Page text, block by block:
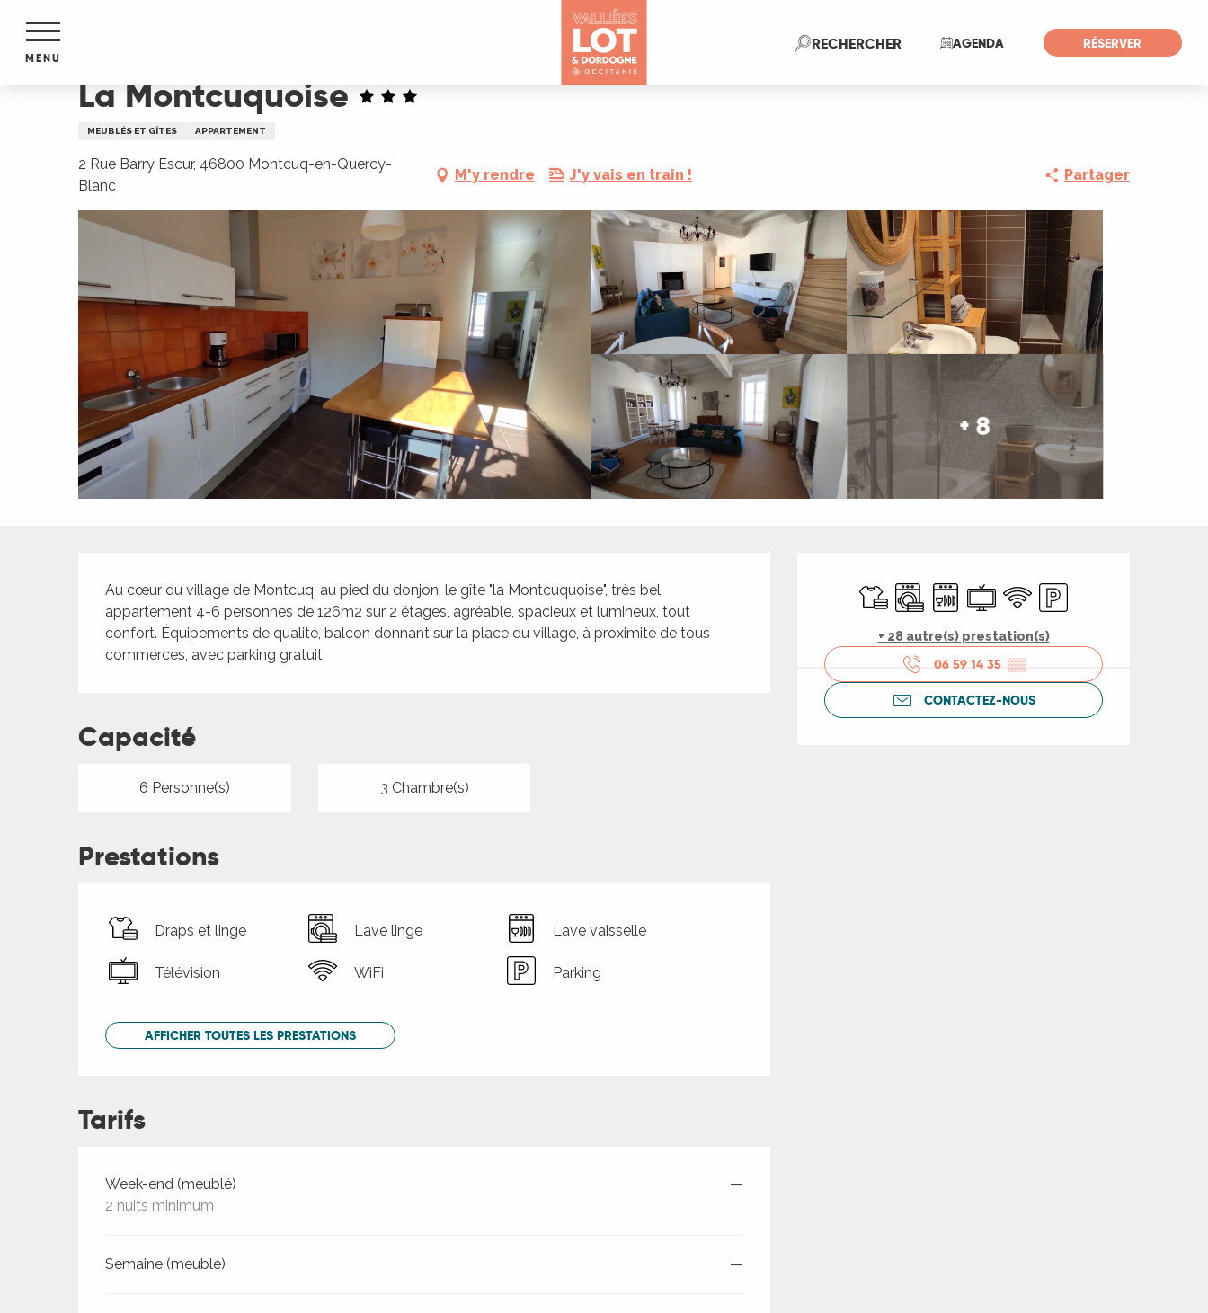
contenu
AGENDA RÉSERVER
RECHERCHERRecherche
MENU
La Montcuquoise
MEUBLÉS ET GÎTES APPARTEMENT
2 Rue Barry Escur, 46800 Montcuq-en-Quercy-
Blanc
M'y rendre J'y vais en train ! Partager
+ 8
Ouverture et
Draps et linge
Lave lingeLave vaisselle
Télévision
WiFi Parking
+ 28 autre(s) prestation(s)
06 59 14 35 ▒▒
CONTACTEZ-NOUS
Description
Au cœur du village de Montcuq, au pied du donjon, le gîte "la Montcuquoise", très bel
appartement 4-6 personnes de 126m2 sur 2 étages, agréable, spacieux et lumineux, tout
confort. Équipements de qualité, balcon donnant sur la place du village, à proximité de tous
commerces, avec parking gratuit.
Capacité
6 Personne(s) 3 Chambre(s)
Prestations
Draps et linge Lave linge Lave vaisselle
Télévision WiFi Parking
AFFICHER TOUTES LES PRESTATIONS
Tarifs
Tarifs 2026
Week-end (meublé)
2 nuits minimum
—
Semaine (meublé) —